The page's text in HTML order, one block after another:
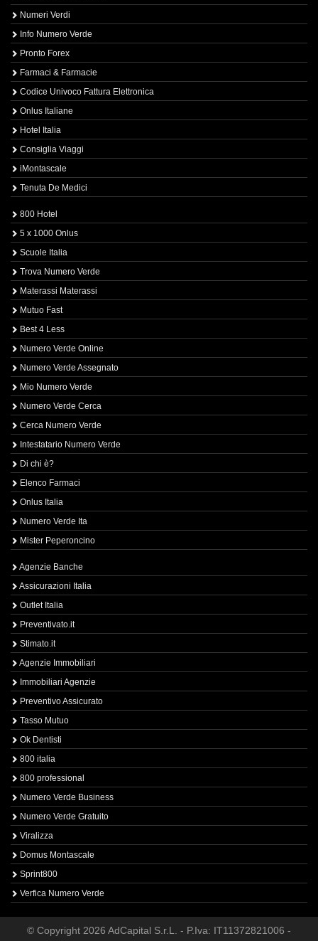
Numeri Verdi
Info Numero Verde
Pronto Forex
Farmaci & Farmacie
Codice Univoco Fattura Elettronica
Onlus Italiane
Hotel Italia
Consiglia Viaggi
iMontascale
Tenuta De Medici
800 Hotel
5 x 1000 Onlus
Scuole Italia
Trova Numero Verde
Materassi Materassi
Mutuo Fast
Best 4 Less
Numero Verde Online
Numero Verde Assegnato
Mio Numero Verde
Numero Verde Cerca
Cerca Numero Verde
Intestatario Numero Verde
Di chi è?
Elenco Farmaci
Onlus Italia
Numero Verde Ita
Mister Peperoncino
Agenzie Banche
Assicurazioni Italia
Outlet Italia
Preventivato.it
Stimato.it
Agenzie Immobiliari
Immobiliari Agenzie
Preventivo Assicurato
Tasso Mutuo
Ok Dentisti
800 italia
800 professional
Numero Verde Business
Numero Verde Gratuito
Viralizza
Domus Montascale
Sprint800
Verfica Numero Verde
© Copyright 2026 AdCapital S.r.L. - P.Iva: IT11372821006 -